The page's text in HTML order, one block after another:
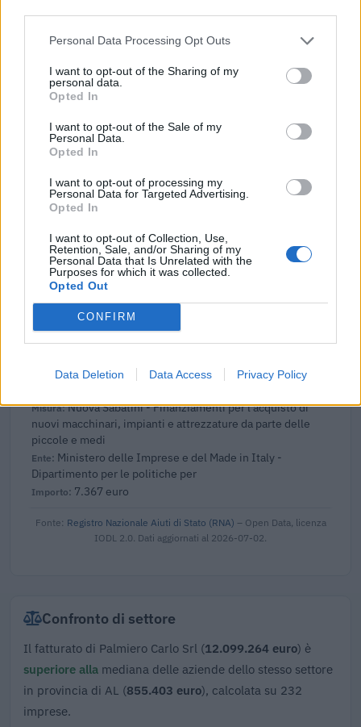
Personal Data Processing Opt Outs
I want to opt-out of the Sharing of my
personal data.
Opted In
I want to opt-out of the Sale of my
Personal Data.
Opted In
I want to opt-out of processing my
Personal Data for Targeted Advertising.
Opted In
I want to opt-out of Collection, Use,
Retention, Sale, and/or Sharing of my
Personal Data that Is Unrelated with the
Purposes for which it was collected.
Opted Out
CONFIRM
Data Deletion Data Access Privacy Policy
esenzioni fiscali e crediti d'imposta adottati a
seguito della crisi economica causata dall'epidemia di
COVID-19 [con mo
agenzia delle entrate
2023-03-07
formazione continua per la concessioni di aiuti di stato
esentati ai s
Fapi - Fondo Formazione PMI
28.080 euro
2022-11-10
Bando di contributo alle micro piccole e medie
imprese delle province di Alessandria e di Asti per la
partecipazione a e
Nuova Sabatini - Finanziamenti per l'acquisto di
nuovi macchinari, impianti e attrezzature da parte delle
piccole e medi
Ministero delle Imprese e del Made in Italy -
Dipartimento per le politiche per
7.367 euro
Fonte: Registro Nazionale Aiuti di Stato (RNA) – Open Data, licenza
IODL 2.0. Dati aggiornati al 2026-07-02.
Confronto di settore
Il fatturato di Palmiero Carlo Srl (12.099.264 euro) è
superiore alla mediana delle aziende dello stesso settore
in provincia di AL (855.403 euro), calcolata su 232
imprese.